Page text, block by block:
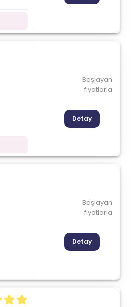
Başlayan
fiyatlarla
Detay
Başlayan
fiyatlarla
Detay